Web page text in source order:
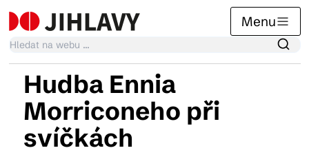
Menu
Kalendář akcí
Tradiční akce
Hudba Ennia
Morriconeho při
svíčkách